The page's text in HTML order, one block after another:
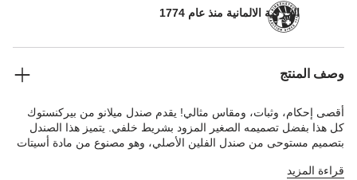
الحرفية الالمانية منذ عام 1774
وصف المنتج
أقصى إحكام، وثبات، ومقاس مثالي! يقدم صندل ميلانو من بيركنستوك
كل هذا بفضل تصميمه الصغير المزود بشريط خلفي. يتميز هذا الصندل
بتصميم مستوحى من صندل الفلين الأصلي، وهو مصنوع من مادة أسيتات
وعديمة الرائحة وقد تم اختبارها للتأكد من خلوها من المواد الضارة، فضلاً
قراءة المزيد